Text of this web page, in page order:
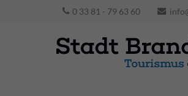
0 33 81 - 79 63 60